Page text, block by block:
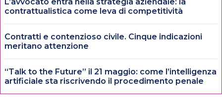
contrattualistica come leva di competitività
Contratti e contenzioso civile. Cinque indicazioni
meritano attenzione
“Talk to the Future” il 21 maggio: come l’intelligenza
artificiale sta riscrivendo il procedimento penale